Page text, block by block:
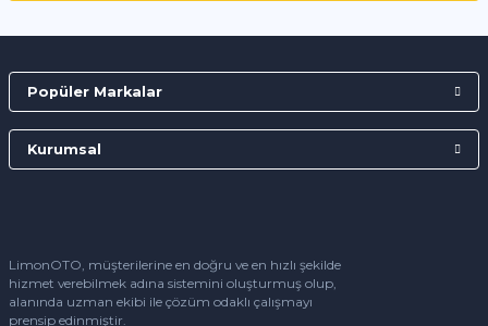
LimonOTO, müşterilerine en doğru ve en hızlı şekilde
hizmet verebilmek adına sistemini oluşturmuş olup,
alanında uzman ekibi ile çözüm odaklı çalışmayı
prensip edinmiştir.
Popüler Markalar
Kurumsal